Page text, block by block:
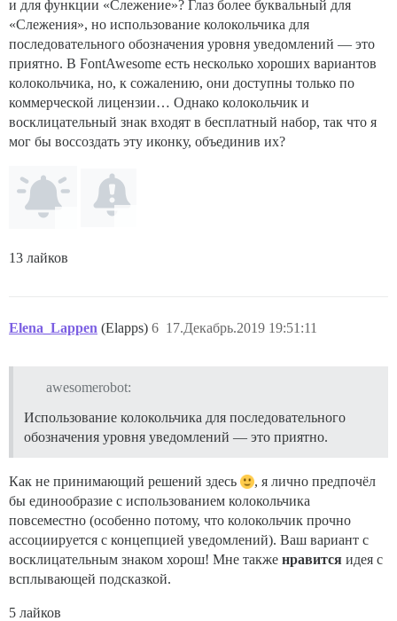
и для функции «Слежение»? Глаз более буквальный для
«Слежения», но использование колокольчика для
последовательного обозначения уровня уведомлений — это
приятно. В FontAwesome есть несколько хороших вариантов
колокольчика, но, к сожалению, они доступны только по
коммерческой лицензии… Однако колокольчик и
восклицательный знак входят в бесплатный набор, так что я
мог бы воссоздать эту иконку, объединив их?
13 лайков
Elena_Lappen (Elapps) 17.Декабрь.2019 19:51:11
6
awesomerobot:
Использование колокольчика для последовательного
обозначения уровня уведомлений — это приятно.
Как не принимающий решений здесь
, я лично предпочёл
бы единообразие с использованием колокольчика
повсеместно (особенно потому, что колокольчик прочно
ассоциируется с концепцией уведомлений). Ваш вариант с
восклицательным знаком хорош! Мне также нравится идея с
всплывающей подсказкой.
5 лайков